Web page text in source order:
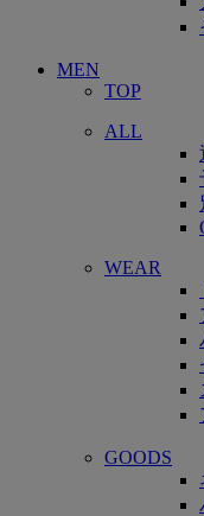
MEN
TOP
ALL
WEAR
GOODS